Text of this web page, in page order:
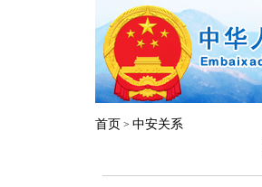
首页 > 中安关系